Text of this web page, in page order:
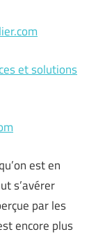
et solutions
est en
s’avérer
par les
encore plus